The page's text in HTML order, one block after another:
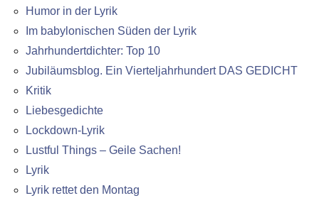
Humor in der Lyrik
Im babylonischen Süden der Lyrik
Jahrhundertdichter: Top 10
Jubiläumsblog. Ein Vierteljahrhundert DAS GEDICHT
Kritik
Liebesgedichte
Lockdown-Lyrik
Lustful Things – Geile Sachen!
Lyrik
Lyrik rettet den Montag